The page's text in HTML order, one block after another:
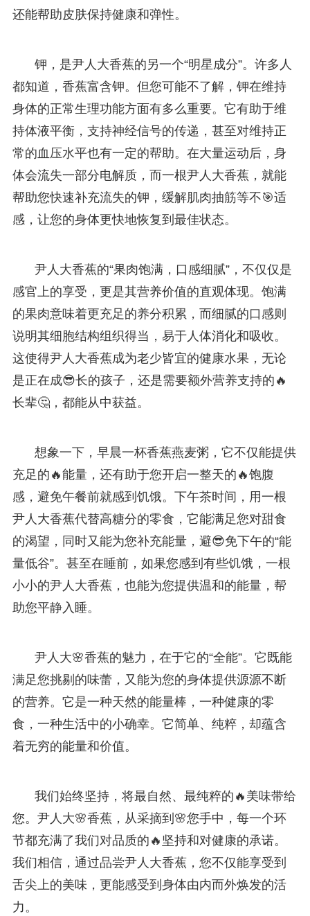
还能帮助皮肤保持健康和弹性。
钾，是尹人大香蕉的另一个“明星成分”。许多人
都知道，香蕉富含钾。但您可能不了解，钾在维持
身体的正常生理功能方面有多么重要。它有助于维
持体液平衡，支持神经信号的传递，甚至对维持正
常的血压水平也有一定的帮助。在大量运动后，身
体会流失一部分电解质，而一根尹人大香蕉，就能
帮助您快速补充流失的钾，缓解肌肉抽筋等不🎯适
感，让您的身体更快地恢复到最佳状态。
尹人大香蕉的“果肉饱满，口感细腻”，不仅仅是
感官上的享受，更是其营养价值的直观体现。饱满
的果肉意味着更充足的养分积累，而细腻的口感则
说明其细胞结构组织得当，易于人体消化和吸收。
这使得尹人大香蕉成为老少皆宜的健康水果，无论
是正在成😎长的孩子，还是需要额外营养支持的🔥
长辈🤔，都能从中获益。
想象一下，早晨一杯香蕉燕麦粥，它不仅能提供
充足的🔥能量，还有助于您开启一整天的🔥饱腹
感，避免午餐前就感到饥饿。下午茶时间，用一根
尹人大香蕉代替高糖分的零食，它能满足您对甜食
的渴望，同时又能为您补充能量，避😎免下午的“能
量低谷”。甚至在睡前，如果您感到有些饥饿，一根
小小的尹人大香蕉，也能为您提供温和的能量，帮
助您平静入睡。
尹人大🌸香蕉的魅力，在于它的“全能”。它既能
满足您挑剔的味蕾，又能为您的身体提供源源不断
的营养。它是一种天然的能量棒，一种健康的零
食，一种生活中的小确幸。它简单、纯粹，却蕴含
着无穷的能量和价值。
我们始终坚持，将最自然、最纯粹的🔥美味带给
您。尹人大🌸香蕉，从采摘到🌸您手中，每一个环
节都充满了我们对品质的🔥坚持和对健康的承诺。
我们相信，通过品尝尹人大香蕉，您不仅能享受到
舌尖上的美味，更能感受到身体由内而外焕发的活
力。